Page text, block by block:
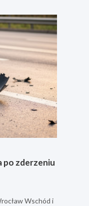
po zderzeniu
Wschód i